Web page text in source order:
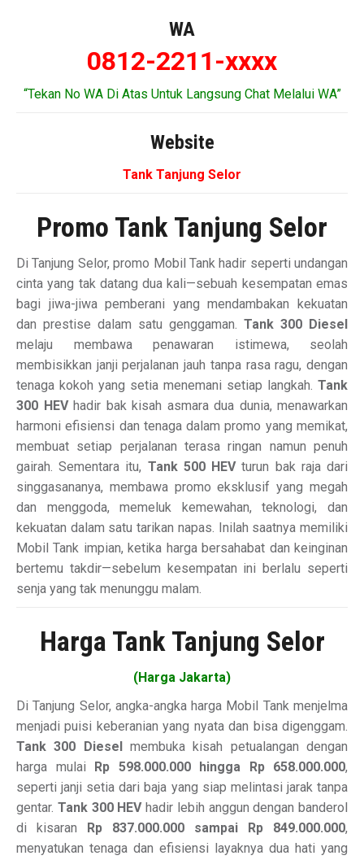
WA
0812-2211-xxxx
“Tekan No WA Di Atas Untuk Langsung Chat Melalui WA”
Website
Tank Tanjung Selor
Promo Tank Tanjung Selor
Di Tanjung Selor, promo Mobil Tank hadir seperti undangan
cinta yang tak datang dua kali—sebuah kesempatan emas
bagi jiwa-jiwa pemberani yang mendambakan kekuatan
dan prestise dalam satu genggaman. Tank 300 Diesel
melaju membawa penawaran istimewa, seolah
membisikkan janji perjalanan jauh tanpa rasa ragu, dengan
tenaga kokoh yang setia menemani setiap langkah. Tank
300 HEVhadir bak kisah asmara dua dunia, menawarkan
harmoni efisiensi dan tenaga dalam promo yang memikat,
membuat setiap perjalanan terasa ringan namun penuh
gairah. Sementara itu, Tank 500 HEVturun bak raja dari
singgasananya, membawa promo eksklusif yang megah
dan menggoda, memeluk kemewahan, teknologi, dan
kekuatan dalam satu tarikan napas. Inilah saatnya memiliki
Mobil Tank impian, ketika harga bersahabat dan keinginan
bertemu takdir—sebelum kesempatan ini berlalu seperti
senja yang tak menunggu malam.
Harga Tank Tanjung Selor
(Harga Jakarta)
Di Tanjung Selor, angka-angka harga Mobil Tank menjelma
menjadi puisi keberanian yang nyata dan bisa digenggam.
Tank 300 Diesel
membuka kisah petualangan dengan
harga mulai
Rp 598.000.000 hingga Rp 658.000.000,
seperti janji setia dari baja yang siap melintasi jarak tanpa
gentar. Tank 300 HEVhadir lebih anggun dengan banderol
di kisaran
Rp 837.000.000 sampai Rp 849.000.000,
menyatukan tenaga dan efisiensi layaknya dua hati yang